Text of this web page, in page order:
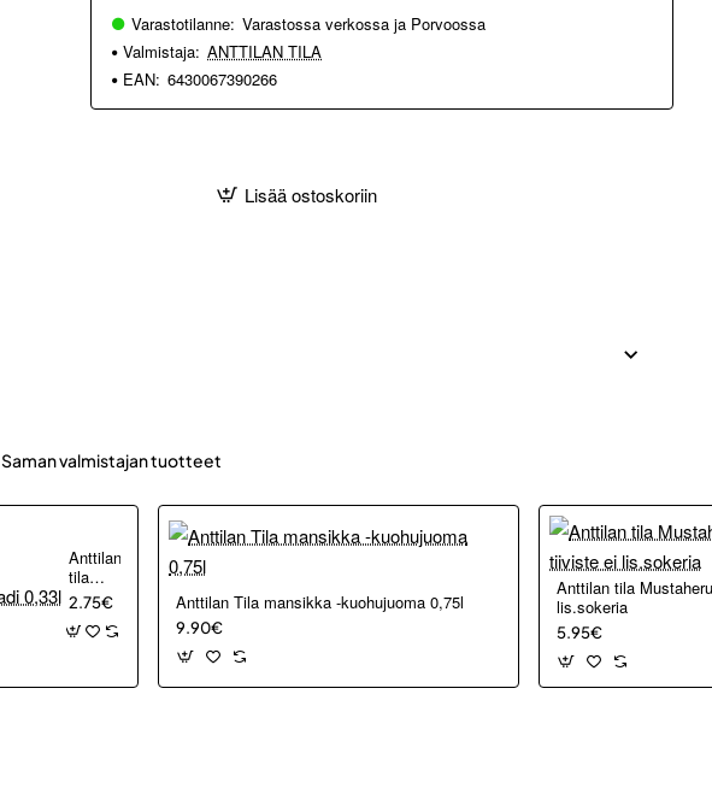
Varastotilanne: Varastossa verkossa ja Porvoossa
Valmistaja: ANTTILAN TILA
EAN: 6430067390266
Lisää ostoskoriin
Saman valmistajan tuotteet
Anttilan
tila
karviaslimonadi
0,33l
2.75€ Anttilan Tila mansikka -kuohujuoma 0,75l
9.90€
Anttilan tila
lis.sokeria
5.95€